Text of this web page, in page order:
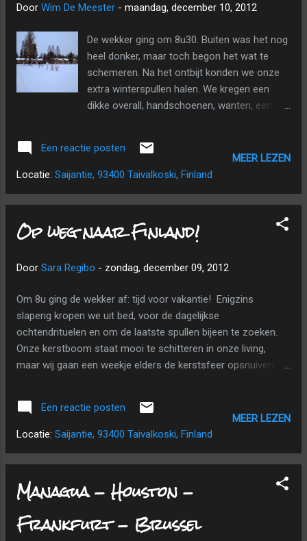
kreeg Leo, Idia, Indy, Kodiak en Ana; zelf
Nome. Jawel, ze hebben alle 140 een naam!
Twee van onze husky's (de slimme
stuurhonden). Tegen de tijd dat mijn slee
klaar was, stond ik al nat in 't zweet. Er zit
nogal kracht achter die beest...
Door Wim De Meester - maandag, december 10, 2012
De wekker ging om 8u30. Buiten was het nog
heel donker, maar toch begon het wat te
schemeren. Na het ontbijt konden we onze
extra winterspullen halen. We kregen een
dikke overall, handschoenen, wanten, een
korte wandeling en lazen we nog wat. Als
middagmaal kregen we een lekkere zalm-
Om 13u30 werden we aan de hondenkennel
verwacht voor een tocht op de hondenslee
achter de husky's. We kregen eerst een
slee en daarna mochten we helpen met de
mochten de honden mee helpen halen uit
hun hok. Die beestjes zijn echt wel heel sterk,
je moet ze goed optillen, zodat ze enkel op
hun twee achterpoten staan. Als je dat niet
deed, gingen zij op wandel met jou, in plaats
vijf honden. Daarna mochten we nog
Een reactie posten
Locatie: Saijantie, 93400 Taivalkoski, Finland
MEER LEZEN
Op weg naar Finland!
Door Sara Regibo - zondag, december 09, 2012
Om 8u ging de wekker af: tijd voor vakantie! Enigzins
slaperig kropen we uit bed, voor de dagelijkse
ochtendrituelen en om de laatste spullen bijeen te zoeken.
Onze kerstboom staat mooi te schitteren in onze living,
maar wij gaan een weekje elders de kerstsfeer opsnuiven: in
poolcirkel; daar waar de tegels uit de grond vriezen. Om 9u15
kwam papa ons oppikken om ons naar het station van
Tienen te brengen. Een "plan B" was gelukkig niet nodig: de
ruimschoots op tijd aan op de luchthaven. We dropten onze
rugzakken af, kregen onze tickets tot op onze
eindbestemming (Oulu) en stapten vlot (zonder gepiep
zowaar) door de security. Na een rustige vlucht van 2u30,
kwamen we toe in Helsinki; een kleine, haast gezellige
Een reactie posten
Locatie: Saijantie, 93400 Taivalkoski, Finland
MEER LEZEN
Managua - Houston -
Frankfurt - Brussel